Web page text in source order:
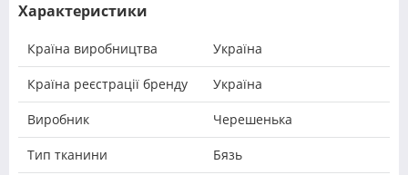
Характеристики
Країна виробництва Україна
Країна реєстрації бренду Україна
Виробник Черешенька
Тип тканини Бязь